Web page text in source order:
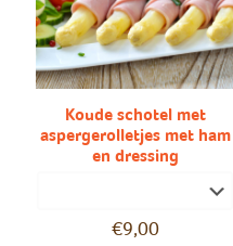
Koude schotel met
aspergerolletjes met ham
en dressing
€9,00